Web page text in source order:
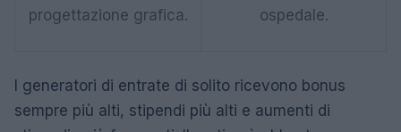
progettazione grafica.
ospedale.
I generatori di entrate di solito ricevono bonus
sempre più alti, stipendi più alti e aumenti di